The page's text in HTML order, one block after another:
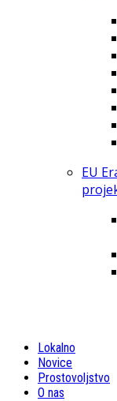
EU
Lokalno
Novice
Prostovoljstvo
O nas